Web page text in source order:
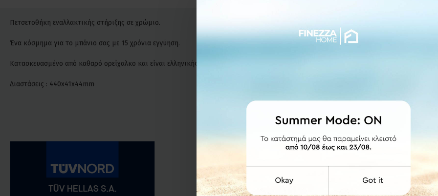
Πετσετοθήκη εναλλακτικής στήριξης σε χρώμιο.
Ένα κόσμημα για το μπάνιο σας με 15 χρόνια εγγύηση.
Κατασκευασμένο από καθαρό ορείχαλκο και είναι ελληνικής προέλευσης.
Διαστάσεις : 440x41x44mm